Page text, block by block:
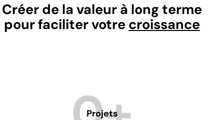
Créer de la valeur à long terme
pour faciliter votre croissance
Projets